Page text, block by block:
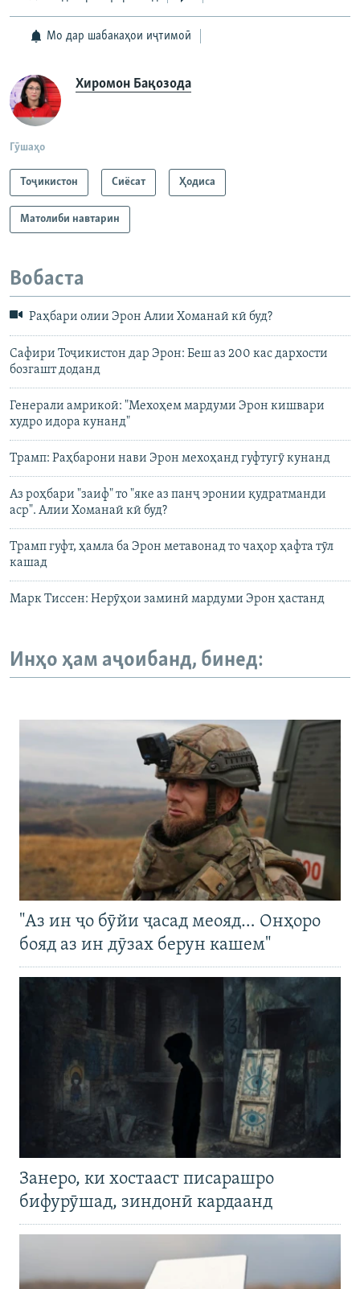
Мо дар шабакаҳои иҷтимоӣ
Хиромон Бақозода
Гӯшаҳо
Тоҷикистон Сиёсат Ҳодиса
Матолиби навтарин
Вобаста
Раҳбари олии Эрон Алии Хоманаӣ кӣ буд?
Сафири Тоҷикистон дар Эрон: Беш аз 200 кас дархости
бозгашт доданд
Генерали амрикоӣ: "Мехоҳем мардуми Эрон кишвари
худро идора кунанд"
Трамп: Раҳбарони нави Эрон мехоҳанд гуфтугӯ кунанд
Аз роҳбари "заиф" то "яке аз панҷ эронии қудратманди
аср". Алии Хоманаӣ кӣ буд?
Трамп гуфт, ҳамла ба Эрон метавонад то чаҳор ҳафта тӯл
кашад
Марк Тиссен: Нерӯҳои заминӣ мардуми Эрон ҳастанд
Инҳо ҳам аҷоибанд, бинед:
"Аз ин ҷо бӯйи ҷасад меояд… Онҳоро
бояд аз ин дӯзах берун кашем"
Занеро, ки хостааст писарашро
бифурӯшад, зиндонӣ кардаанд